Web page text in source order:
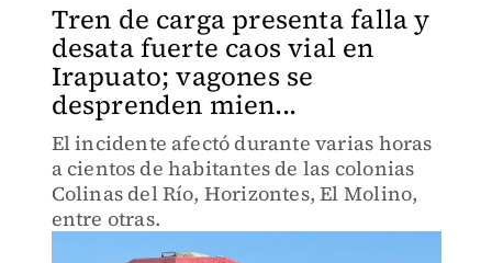
Tren de carga presenta falla y
desata fuerte caos vial en
Irapuato; vagones se
desprenden mien...
El incidente afectó durante varias horas
a cientos de habitantes de las colonias
Colinas del Río, Horizontes, El Molino,
entre otras.